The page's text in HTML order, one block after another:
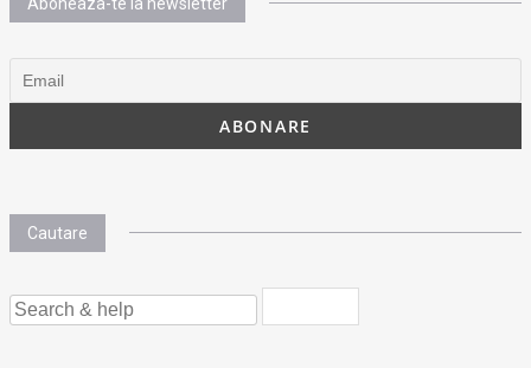
Cautare
SEARCH
FOR: